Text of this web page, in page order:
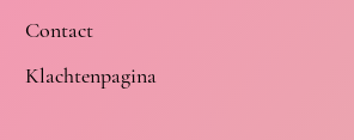
Contact
Klachtenpagina